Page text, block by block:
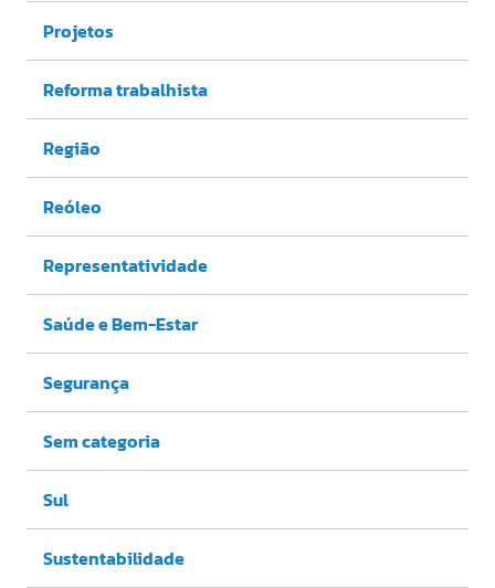
Projetos
Reforma trabalhista
Região
Reóleo
Representatividade
Saúde e Bem-Estar
Segurança
Sem categoria
Sul
Sustentabilidade